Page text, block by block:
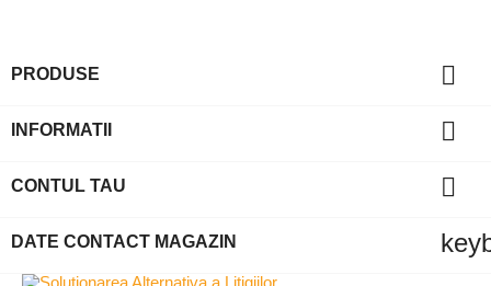
PRODUSE 
INFORMATII 
CONTUL TAU 
DATE CONTACT MAGAZIN